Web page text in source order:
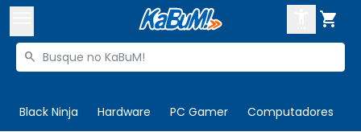

Buscar produtos

Black Ninja Hardware PC Gamer Computadores